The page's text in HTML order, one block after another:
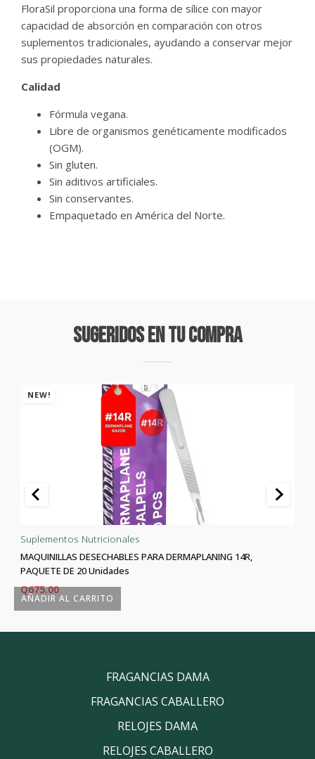
FloraSil proporciona una forma de sílice con mayor
capacidad de absorción en comparación con otros
suplementos tradicionales, ayudando a conservar mejor
sus propiedades naturales.
Calidad
Fórmula vegana.
Libre de organismos genéticamente modificados
(OGM).
Sin gluten.
Sin aditivos artificiales.
Sin conservantes.
Empaquetado en América del Norte.
Sugeridos En Tu Compra
NEW!
AÑADIR AL CARRITO
Suplementos Nutricionales
MAQUINILLAS DESECHABLES PARA DERMAPLANING 14R,
PAQUETE DE 20 Unidades
Q675.00
FRAGANCIAS DAMA
FRAGANCIAS CABALLERO
RELOJES DAMA
RELOJES CABALLERO